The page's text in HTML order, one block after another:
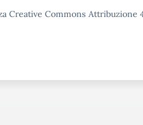
Creative Commons Attribuzione